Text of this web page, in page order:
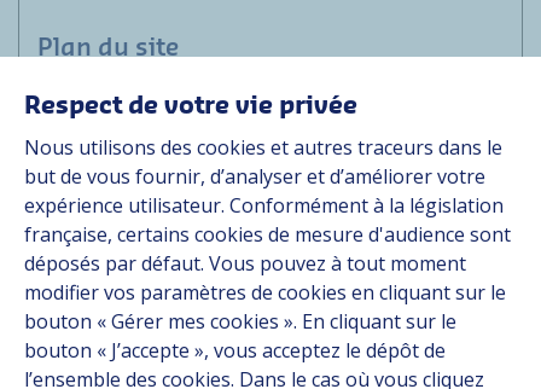
Plan du site
Marchés
Solutions
Ressources
À propos
Carrière
Contact
Suivez-nous
Respect de votre vie privée
Nous utilisons des cookies et autres traceurs dans le
but de vous fournir, d’analyser et d’améliorer votre
expérience utilisateur. Conformément à la législation
française, certains cookies de mesure d'audience sont
déposés par défaut. Vous pouvez à tout moment
modifier vos paramètres de cookies en cliquant sur le
bouton « Gérer mes cookies ». En cliquant sur le
bouton « J’accepte », vous acceptez le dépôt de
l’ensemble des cookies. Dans le cas où vous cliquez